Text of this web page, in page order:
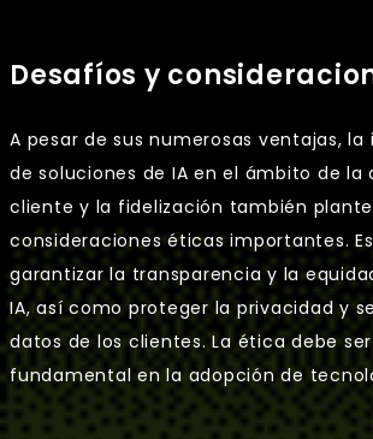
Desafíos y
A pesar de sus numerosas ventajas,
de soluciones de IA en el ámbito de la
cliente y la fidelización también
consideraciones éticas importantes.
garantizar la transparencia y la
IA, así como proteger la privacidad y
datos de los clientes. La ética debe
fundamental en la adopción de